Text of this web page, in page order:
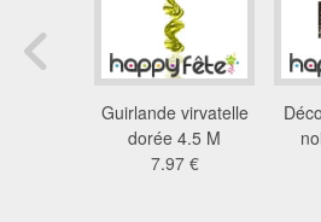
Guirlande virvatelle
dorée 4.5 M
7.97 €